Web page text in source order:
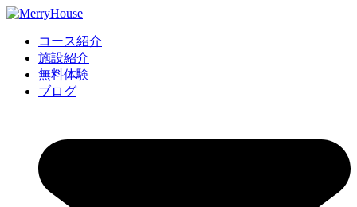
コース紹介
施設紹介
無料体験
ブログ